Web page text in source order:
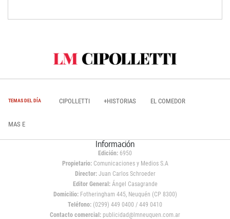
TEMAS DEL DÍA CIPOLLETTI +HISTORIAS EL COMEDOR
MAS E
Información
Edición: 6950
Propietario:Comunicaciones y Medios S.A
Director: Juan Carlos Schroeder
Editor General:Ángel Casagrande
Domicilio:Fotheringham 445, Neuquén (CP 8300)
Teléfono: (0299) 449 0400 / 449 0410
Contacto comercial: publicidad@lmneuquen.com.ar